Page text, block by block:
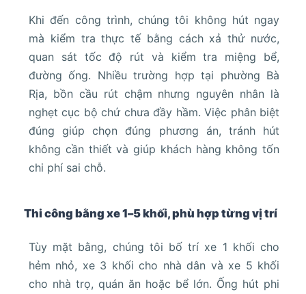
Khi đến công trình, chúng tôi không hút ngay
mà kiểm tra thực tế bằng cách xả thử nước,
quan sát tốc độ rút và kiểm tra miệng bể,
đường ống. Nhiều trường hợp tại phường Bà
Rịa, bồn cầu rút chậm nhưng nguyên nhân là
nghẹt cục bộ chứ chưa đầy hầm. Việc phân biệt
đúng giúp chọn đúng phương án, tránh hút
không cần thiết và giúp khách hàng không tốn
chi phí sai chỗ.
Thi công bằng xe 1–5 khối, phù hợp từng vị trí
Tùy mặt bằng, chúng tôi bố trí xe 1 khối cho
hẻm nhỏ, xe 3 khối cho nhà dân và xe 5 khối
cho nhà trọ, quán ăn hoặc bể lớn. Ống hút phi